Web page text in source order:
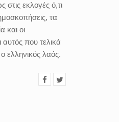
στις εκλογές ό,τι
τα
και οι
αυτός που τελικά
ο ελληνικός λαός.